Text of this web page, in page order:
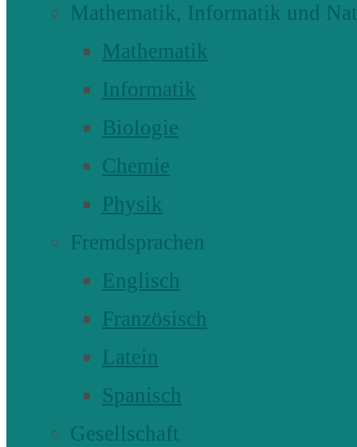
Mathematik, Informatik und
Mathematik
Informatik
Biologie
Chemie
Physik
Fremdsprachen
Englisch
Französisch
Latein
Spanisch
Gesellschaft